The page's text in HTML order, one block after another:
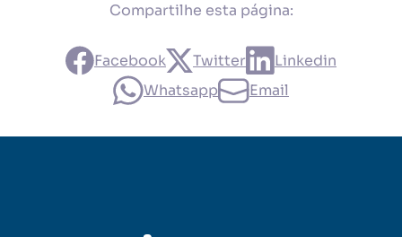
Compartilhe esta página:
Facebook Twitter
Linkedin
Whatsapp
Email